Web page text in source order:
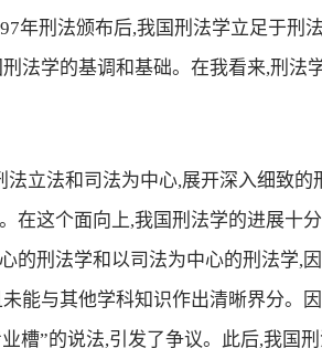
年刑法颁布后,我国刑法学立足于刑
法学的基调和基础。在我看来,刑法
立法和司法为中心,展开深入细致的
在这个面向上,我国刑法学的进展十
的刑法学和以司法为中心的刑法学,
能与其他学科知识作出清晰界分。
槽”的说法,引发了争议。此后,我国